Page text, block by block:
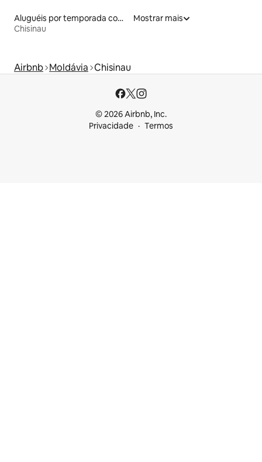
Aluguéis por temporada com acesso à praia
Chisinau
Mostrar mais
Airbnb Moldávia Chisinau
© 2026 Airbnb, Inc.
Privacidade
Termos